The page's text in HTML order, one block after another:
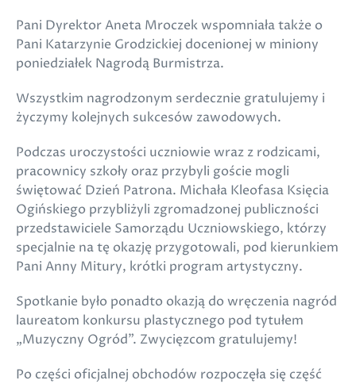
Pani Dyrektor Aneta Mroczek wspomniała także o
Pani Katarzynie Grodzickiej docenionej w miniony
poniedziałek Nagrodą Burmistrza.
Wszystkim nagrodzonym serdecznie gratulujemy i
życzymy kolejnych sukcesów zawodowych.
Podczas uroczystości uczniowie wraz z rodzicami,
pracownicy szkoły oraz przybyli goście mogli
świętować Dzień Patrona. Michała Kleofasa Księcia
Ogińskiego przybliżyli zgromadzonej publiczności
przedstawiciele Samorządu Uczniowskiego, którzy
specjalnie na tę okazję przygotowali, pod kierunkiem
Pani Anny Mitury, krótki program artystyczny.
Spotkanie było ponadto okazją do wręczenia nagród
laureatom konkursu plastycznego pod tytułem
„Muzyczny Ogród”. Zwycięzcom gratulujemy!
Po części oficjalnej obchodów rozpoczęła się część